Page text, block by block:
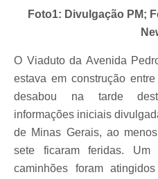
Foto1: Divulgação PM;
O Viaduto da Avenida
estava em construção
desabou na tarde
informações iniciais
de Minas Gerais, ao
sete ficaram feridas.
caminhões foram